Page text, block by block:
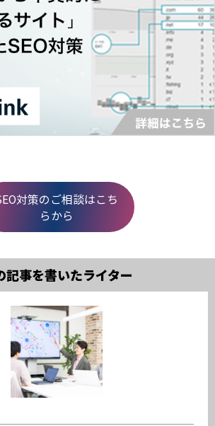
対策のご相談はこち
らから
記事を書いたライター